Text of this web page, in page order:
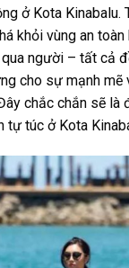
ở Kota Kinabalu.
khỏi vùng an
người – tất cả
cho sự mạnh mẽ
chắc chắn sẽ là
tự túc ở Kota